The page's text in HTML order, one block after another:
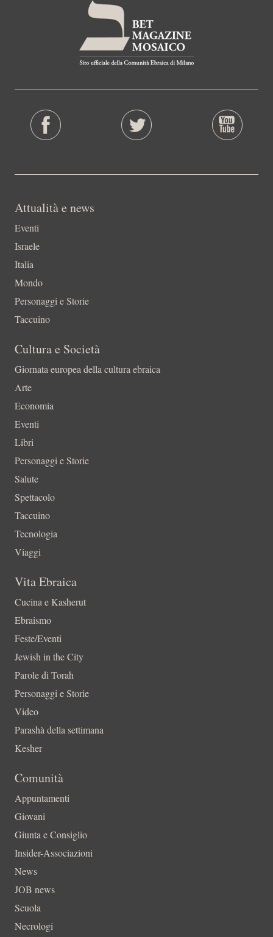
Attualità e news
Eventi
Israele
Italia
Mondo
Personaggi e Storie
Taccuino
Cultura e Società
Giornata europea della cultura ebraica
Arte
Economia
Eventi
Libri
Personaggi e Storie
Salute
Spettacolo
Taccuino
Tecnologia
Viaggi
Vita Ebraica
Cucina e Kasherut
Ebraismo
Feste/Eventi
Jewish in the City
Parole di Torah
Personaggi e Storie
Video
Parashà della settimana
Kesher
Comunità
Appuntamenti
Giovani
Giunta e Consiglio
Insider-Associazioni
News
JOB news
Scuola
Necrologi